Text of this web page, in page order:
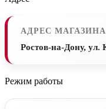
АДРЕС МАГАЗИНА
Ростов-на-Дону, ул.
Режим работы